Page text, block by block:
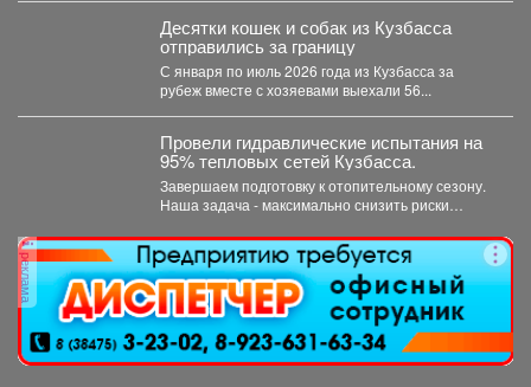
Десятки кошек и собак из Кузбасса
отправились за границу
С января по июль 2026 года из Кузбасса за
рубеж вместе с хозяевами выехали 56...
Провели гидравлические испытания на
95% тепловых сетей Кузбасса.
Завершаем подготовку к отопительному сезону.
Наша задача - максимально снизить риски
реклама